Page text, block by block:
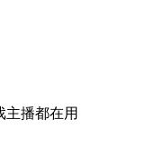
主播都在用